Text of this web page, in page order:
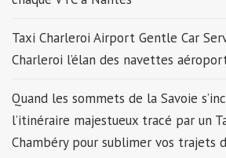
Taxi Charleroi Airport Gentle Car
Charleroi l’élan des navettes
Quand les sommets de la Savoie
l’itinéraire majestueux tracé par un
Chambéry pour sublimer vos trajets